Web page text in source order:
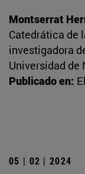
Montserrat
Catedrática de
investigadora
Universidad de
Publicado en:
05 | 02 | 2024